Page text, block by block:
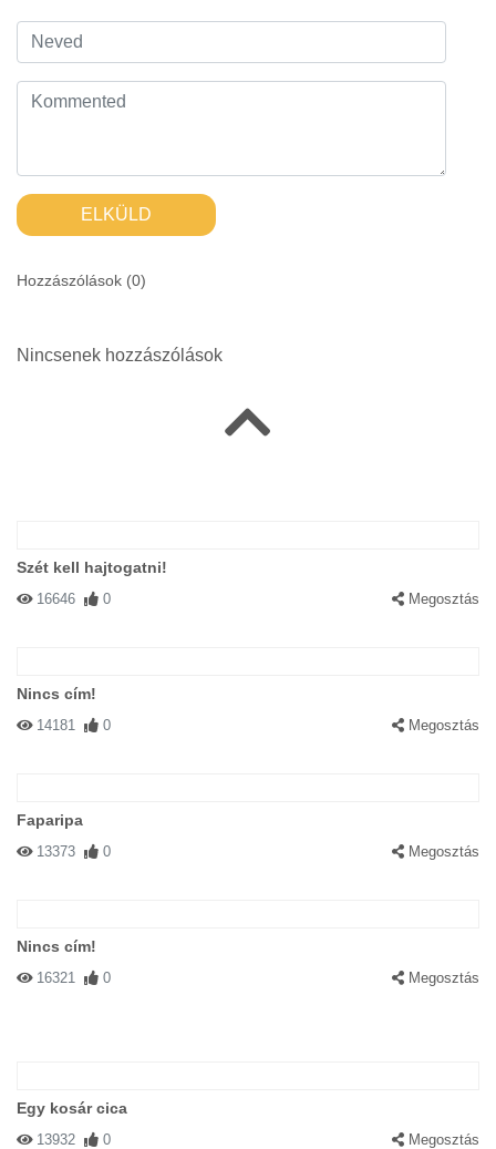
ELKÜLD
Hozzászólások (0)
Nincsenek hozzászólások
Szét kell hajtogatni!
16646 0 Megosztás
Nincs cím!
14181 0 Megosztás
Faparipa
13373 0 Megosztás
Nincs cím!
16321 0 Megosztás
Egy kosár cica
13932 0 Megosztás